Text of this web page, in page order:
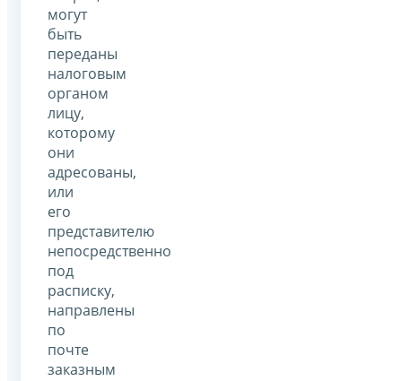
могут
быть
переданы
налоговым
органом
лицу,
которому
они
адресованы,
или
его
представителю
непосредственно
под
расписку,
направлены
по
почте
заказным